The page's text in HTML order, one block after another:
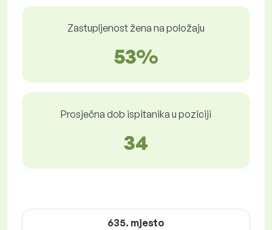
Zastupljenost žena na položaju
53%
Prosječna dob ispitanika u poziciji
34
635. mjesto